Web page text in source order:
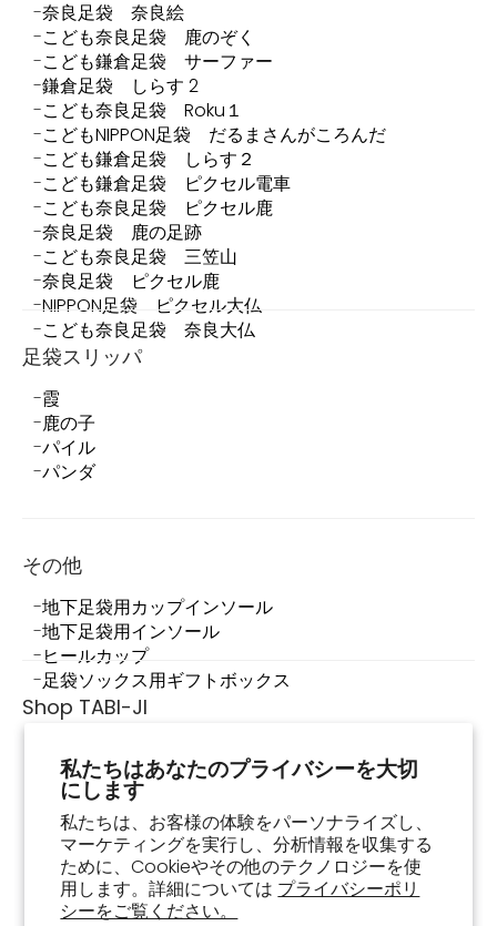
私たちはあなたのプライバシーを大切
にします
私たちは、お客様の体験をパーソナライズし、
マーケティングを実行し、分析情報を収集する
ために、Cookieやその他のテクノロジーを使
用します。詳細については プライバシーポリ
シーをご覧ください。
奈良足袋 奈良絵
こども奈良足袋 鹿のぞく
こども鎌倉足袋 サーファー
鎌倉足袋 しらす 2
こども奈良足袋 Roku１
こどもNIPPON足袋 だるまさんがころんだ
こども鎌倉足袋 しらす２
こども鎌倉足袋 ピクセル電車
こども奈良足袋 ピクセル鹿
奈良足袋 鹿の足跡
こども奈良足袋 三笠山
奈良足袋 ピクセル鹿
NIPPON足袋 ピクセル大仏
こども奈良足袋 奈良大仏
足袋スリッパ
霞
鹿の子
パイル
パンダ
その他
地下足袋用カップインソール
地下足袋用インソール
ヒールカップ
足袋ソックス用ギフトボックス
Shop TABI-JI
店舗情報
足袋スニーカーって何？
足袋スニーカーの履き方・お手入れ方法
よくあるご質問
お買い物ガイド
注文確認
お問い合わせ